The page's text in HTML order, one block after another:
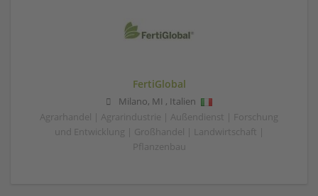
FertiGlobal
Milano, MI , Italien
Agrarhandel | Agrarindustrie | Außendienst | Forschung
und Entwicklung | Großhandel | Landwirtschaft |
Pflanzenbau